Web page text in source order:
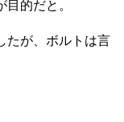
的だと。
たが、ボルトは言